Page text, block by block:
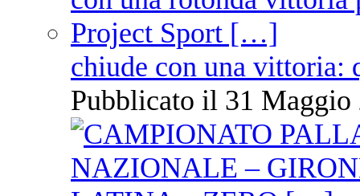
chiude con una vittoria:
Pubblicato il 31 Maggio